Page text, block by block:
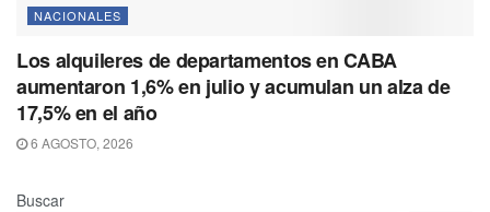
NACIONALES
Los alquileres de departamentos en CABA
aumentaron 1,6% en julio y acumulan un alza de
17,5% en el año
6 AGOSTO, 2026
Buscar